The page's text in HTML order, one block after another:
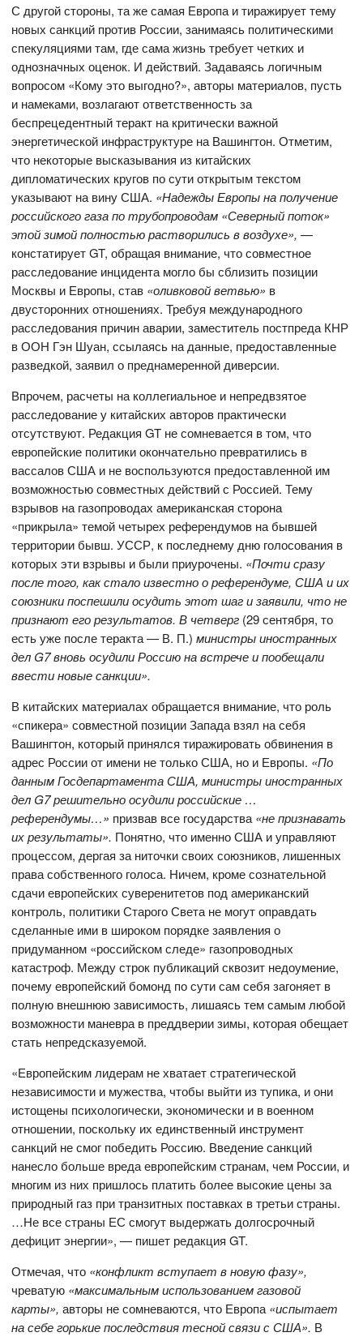
С другой стороны, та же самая Европа и тиражирует тему
новых санкций против России, занимаясь политическими
спекуляциями там, где сама жизнь требует четких и
однозначных оценок. И действий. Задаваясь логичным
вопросом «Кому это выгодно?», авторы материалов, пусть
и намеками, возлагают ответственность за
беспрецедентный теракт на критически важной
энергетической инфраструктуре на Вашингтон. Отметим,
что некоторые высказывания из китайских
дипломатических кругов по сути открытым текстом
указывают на вину США. «Надежды Европы на получение
российского газа по трубопроводам «Северный поток»
этой зимой полностью растворились в воздухе»,—
констатирует GT, обращая внимание, что совместное
расследование инцидента могло бы сблизить позиции
Москвы и Европы, став «оливковой ветвью» в
двусторонних отношениях. Требуя международного
расследования причин аварии, заместитель постпреда КНР
в ООН Гэн Шуан, ссылаясь на данные, предоставленные
разведкой, заявил о преднамеренной диверсии.
Впрочем, расчеты на коллегиальное и непредвзятое
расследование у китайских авторов практически
отсутствуют. Редакция GT не сомневается в том, что
европейские политики окончательно превратились в
вассалов США и не воспользуются предоставленной им
возможностью совместных действий с Россией. Тему
взрывов на газопроводах американская сторона
«прикрыла» темой четырех референдумов на бывшей
территории бывш. УССР, к последнему дню голосования в
которых эти взрывы и были приурочены. «Почти сразу
после того, как стало известно о референдуме, США и их
союзники поспешили осудить этот шаг и заявили, что не
признают его результатов. В четверг (29 сентября, то
есть уже после теракта — В. П.)министры иностранных
дел G7 вновь осудили Россию на встрече и пообещали
ввести новые санкции».
В китайских материалах обращается внимание, что роль
«спикера» совместной позиции Запада взял на себя
Вашингтон, который принялся тиражировать обвинения в
адрес России от имени не только США, но и Европы. «По
данным Госдепартамента США, министры иностранных
дел G7 решительно осудили российские …
референдумы…» призвав все государства «не признавать
их результаты». Понятно, что именно США и управляют
процессом, дергая за ниточки своих союзников, лишенных
права собственного голоса. Ничем, кроме сознательной
сдачи европейских суверенитетов под американский
контроль, политики Старого Света не могут оправдать
сделанные ими в широком порядке заявления о
придуманном «российском следе» газопроводных
катастроф. Между строк публикаций сквозит недоумение,
почему европейский бомонд по сути сам себя загоняет в
полную внешнюю зависимость, лишаясь тем самым любой
возможности маневра в преддверии зимы, которая обещает
стать непредсказуемой.
«Европейским лидерам не хватает стратегической
независимости и мужества, чтобы выйти из тупика, и они
истощены психологически, экономически и в военном
отношении, поскольку их единственный инструмент
санкций не смог победить Россию. Введение санкций
нанесло больше вреда европейским странам, чем России, и
многим из них пришлось платить более высокие цены за
природный газ при транзитных поставках в третьи страны.
…Не все страны ЕС смогут выдержать долгосрочный
дефицит энергии», — пишет редакция GT.
Отмечая, что «конфликт вступает в новую фазу»,
чреватую «максимальным использованием газовой
карты», авторы не сомневаются, что Европа «испытает
на себе горькие последствия тесной связи с США». В